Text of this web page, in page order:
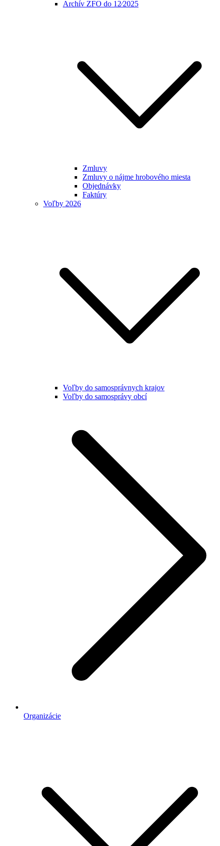
Archív ZFO do 12⁄2025
Zmluvy
Zmluvy o nájme hrobového miesta
Objednávky
Faktúry
Voľby 2026
Voľby do samosprávnych krajov
Voľby do samosprávy obcí
Organizácie